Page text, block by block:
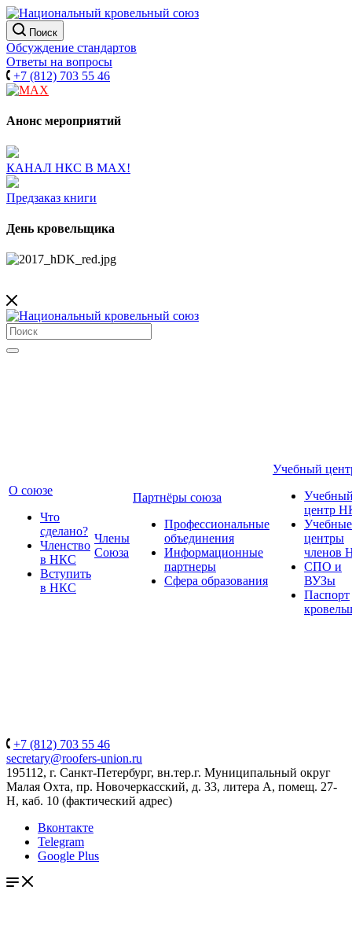
Поиск
Обсуждение стандартов
Ответы на вопросы
+7 (812) 703 55 46
Анонс мероприятий
КАНАЛ НКС В МАХ!
Предзаказ книги
День кровельщика
О союзе
Что
сделано?
Членство
в НКС
Вступить
в НКС
Члены
Союза
Партнёры союза
Профессиональные
объединения
Информационные
партнеры
Сфера образования
Учебный
центр
Учебные
центры
членов
СПО и
ВУЗы
Паспорт
+7 (812) 703 55 46
secretary@roofers-union.ru
195112, г. Санкт-Петербург, вн.тер.г. Муниципальный округ
Малая Охта, пр. Новочеркасский, д. 33, литера А, помещ. 27-
Н, каб. 10 (фактический адрес)
Вконтакте
Telegram
Google Plus